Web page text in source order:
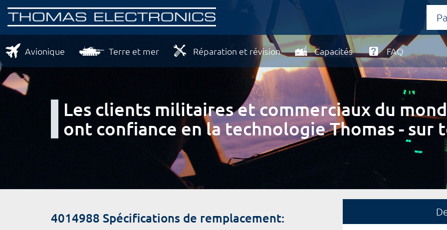
Avionique Terre et mer Réparation et révision Capacités FAQ
Les clients militaires et commerciaux du
ont confiance en la technologie Thomas - sur
4014988 Spécifications de remplacement: